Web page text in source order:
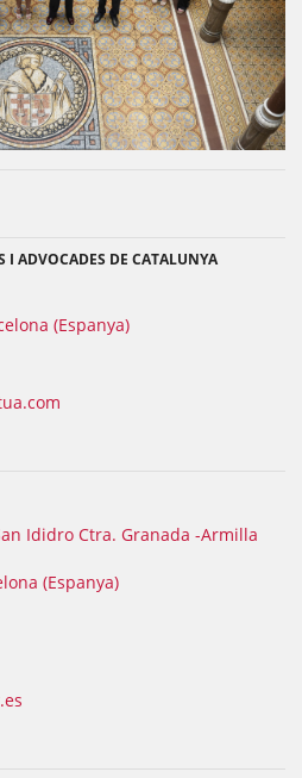
I ADVOCADES DE CATALUNYA
(Espanya)
Ididro Ctra. Granada -Armilla
(Espanya)